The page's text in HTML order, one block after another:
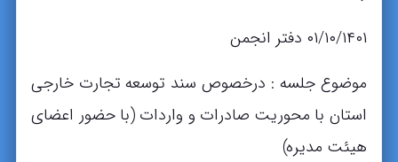
۰۱/۱۰/۱۴۰۱ دفتر انجمن
موضوع جلسه : درخصوص سند توسعه تجارت خارجی
استان با محوریت صادرات و واردات (با حضور اعضای
هیئت مدیره)